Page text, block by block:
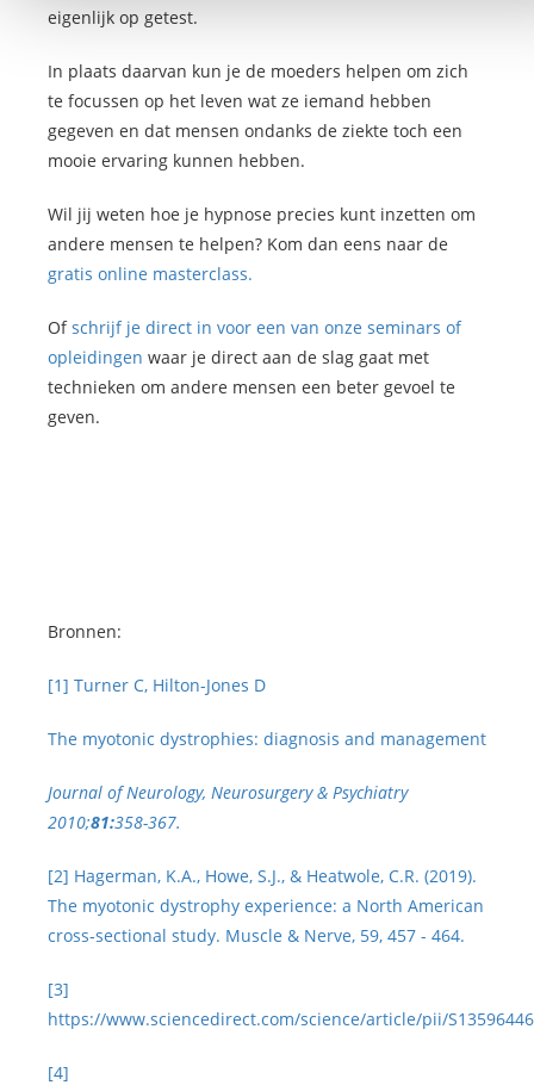
eigenlijk op getest.
In plaats daarvan kun je de moeders helpen om zich
te focussen op het leven wat ze iemand hebben
gegeven en dat mensen ondanks de ziekte toch een
mooie ervaring kunnen hebben.
Wil jij weten hoe je hypnose precies kunt inzetten om
andere mensen te helpen? Kom dan eens naar de
gratis online masterclass.
Ofschrijf je direct in voor een van onze seminars of
opleidingen waar je direct aan de slag gaat met
technieken om andere mensen een beter gevoel te
geven.
Bronnen:
[1] Turner C, Hilton-Jones D
The myotonic dystrophies: diagnosis and management
Journal of Neurology, Neurosurgery & Psychiatry
2010;81:358-367.
[2] Hagerman, K.A., Howe, S.J., & Heatwole, C.R. (2019).
The myotonic dystrophy experience: a North American
cross‐sectional study. Muscle & Nerve, 59, 457 - 464.
[3]
https://www.sciencedirect.com/science/article/pii/
[4]